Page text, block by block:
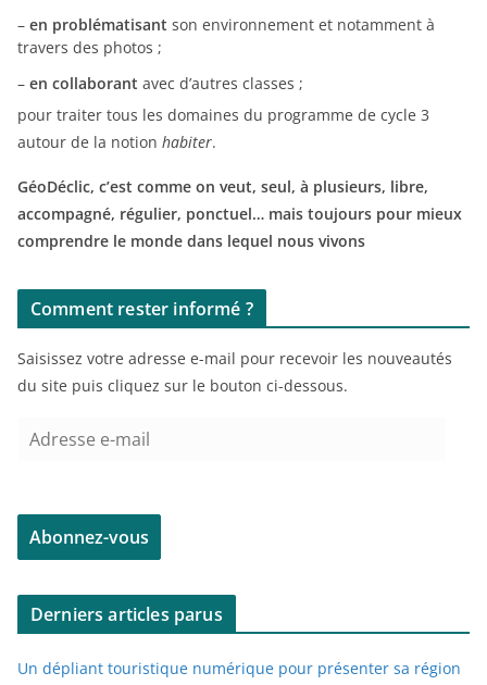
– en problématisant son environnement et notamment à
travers des photos ;
– en collaborant avec d’autres classes ;
pour traiter tous les domaines du programme de cycle 3
autour de la notion habiter.
GéoDéclic, c’est comme on veut, seul, à plusieurs, libre,
accompagné, régulier, ponctuel… mais toujours pour mieux
comprendre le monde dans lequel nous vivons
Comment rester informé ?
Saisissez votre adresse e-mail pour recevoir les nouveautés
du site puis cliquez sur le bouton ci-dessous.
e
s
e
m
Abonnez-vous
Derniers articles parus
Un dépliant touristique numérique pour présenter sa région